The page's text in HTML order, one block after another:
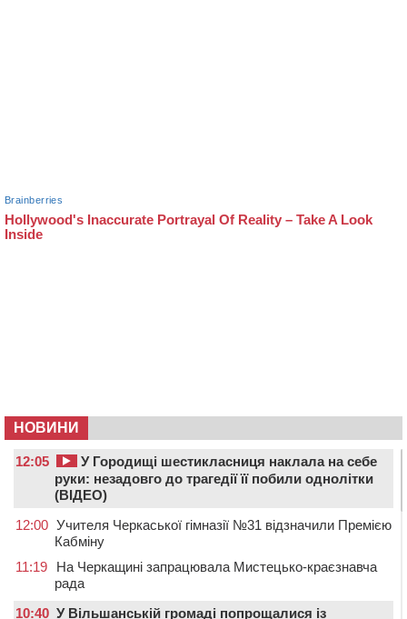
НОВИНИ
12:05
У Городищі шестикласниця наклала на себе
руки: незадовго до трагедії її побили однолітки
(ВІДЕО)
12:00 Учителя Черкаської гімназії №31 відзначили Премією
Кабміну
11:19
На Черкащині запрацювала Мистецько-краєзнавча
рада
10:40 У Вільшанській громаді попрощалися із